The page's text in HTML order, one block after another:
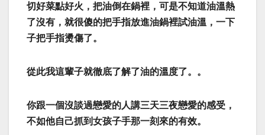
切好菜點好火，把油倒在鍋裡，可是不知道油溫熱
了沒有，就很傻的把手指放進油鍋裡試油溫，一下
子把手指燙傷了。
從此我這輩子就徹底了解了油的溫度了。。
你跟一個沒談過戀愛的人講三天三夜戀愛的感受，
不如他自己抓到女孩子手那一刻來的有效。